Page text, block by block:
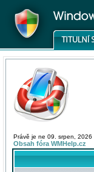
Právě je ne 09. srpen, 2026
Obsah fóra WMHelp.cz